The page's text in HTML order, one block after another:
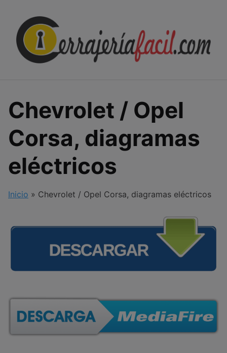
content
Chevrolet / Opel
Corsa, diagramas
eléctricos
Inicio » Chevrolet / Opel Corsa, diagramas eléctricos